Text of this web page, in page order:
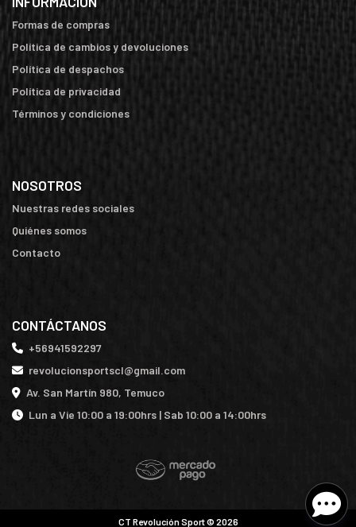
Formas de compras
Política de cambios y devoluciones
Política de despachos
Política de privacidad
Términos y condiciones
NOSOTROS
Nuestras redes sociales
Quiénes somos
Contacto
CONTÁCTANOS
+56941592297
revolucionsportscl@gmail.com
Av. San Martín 980, Temuco
Lun a Vie 10:00 a 19:00hrs | Sab 10:00 a 14:00hrs
CT Revolución Sport © 2026